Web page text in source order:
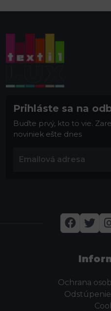
Prihláste sa na
Buďte prvý, kto to vie.
noviniek ešte dnes
Ochrana